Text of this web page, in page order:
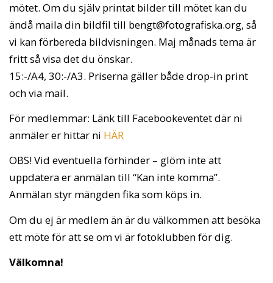
mötet. Om du själv printat bilder till mötet kan du
ändå maila din bildfil till bengt@fotografiska.org, så
vi kan förbereda bildvisningen. Maj månads tema är
fritt så visa det du önskar.
15:-/A4, 30:-/A3. Priserna gäller både drop-in print
och via mail.
För medlemmar: Länk till Facebookeventet där ni
anmäler er hittar ni HÄR
OBS! Vid eventuella förhinder – glöm inte att
uppdatera er anmälan till “Kan inte komma”.
Anmälan styr mängden fika som köps in.
Om du ej är medlem än är du välkommen att besöka
ett möte för att se om vi är fotoklubben för dig.
Välkomna!